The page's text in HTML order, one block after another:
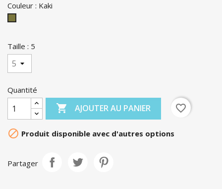
Couleur : Kaki
Taille : 5
Quantité
 AJOUTER AU PANIER favorite_border
 Produit disponible avec d'autres options
Partager